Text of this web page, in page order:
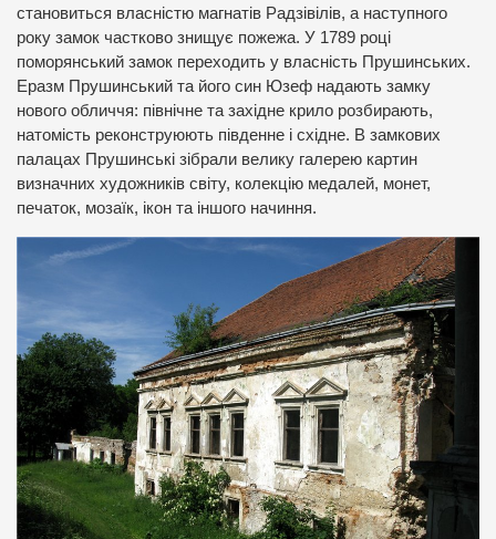
становиться власністю магнатів Радзівілів, а наступного
року замок частково знищує пожежа. У 1789 році
поморянський замок переходить у власність Прушинських.
Еразм Прушинський та його син Юзеф надають замку
нового обличчя: північне та західне крило розбирають,
натомість реконструюють південне і східне. В замкових
палацах Прушинські зібрали велику галерею картин
визначних художників світу, колекцію медалей, монет,
печаток, мозаїк, ікон та іншого начиння.